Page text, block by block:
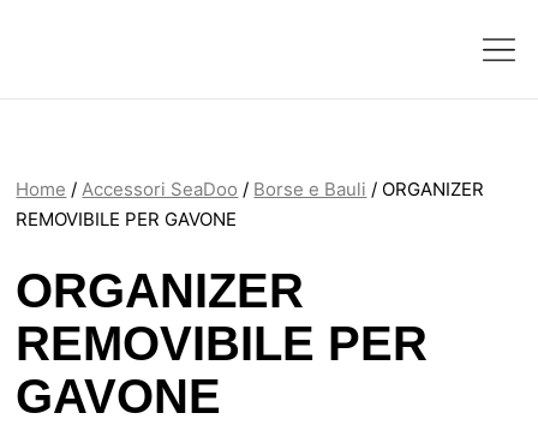
Home /Accessori SeaDoo / Borse e Bauli / ORGANIZER
REMOVIBILE PER GAVONE
ORGANIZER
REMOVIBILE PER
GAVONE